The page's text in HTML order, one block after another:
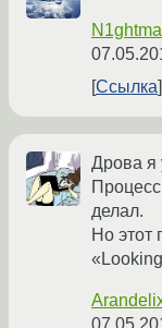
Ссылка
Дрова я
делал.
Но этот